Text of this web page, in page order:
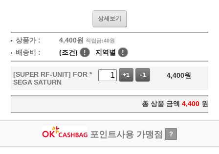
상세보기
상품가 : 4,400원 적립금:40원
배송비 : (조건) ! 지역별 !
[SUPER RF-UNIT] FOR *
SEGA SATURN
+1 -1 4,400원
총 상품 금액 4,400 원
포인트사용 가맹점 ?